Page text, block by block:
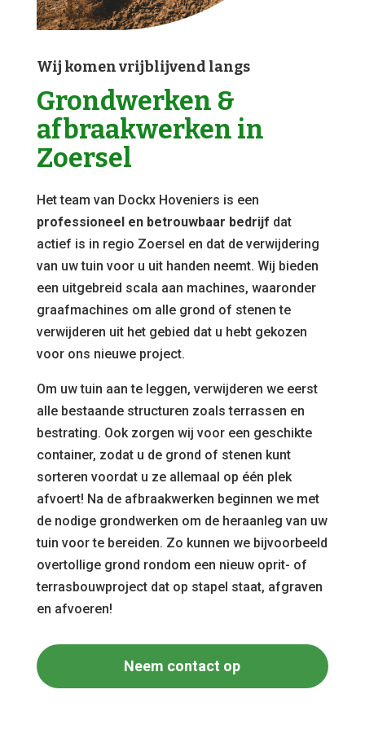
Wij komen vrijblijvend langs
Grondwerken &
afbraakwerken in
Zoersel
Het team van Dockx Hoveniers is een
professioneel en betrouwbaar bedrijf dat
actief is in regio Zoersel en dat de verwijdering
van uw tuin voor u uit handen neemt. Wij bieden
een uitgebreid scala aan machines, waaronder
graafmachines om alle grond of stenen te
verwijderen uit het gebied dat u hebt gekozen
voor ons nieuwe project.
Om uw tuin aan te leggen, verwijderen we eerst
alle bestaande structuren zoals terrassen en
bestrating. Ook zorgen wij voor een geschikte
container, zodat u de grond of stenen kunt
sorteren voordat u ze allemaal op één plek
afvoert! Na de afbraakwerken beginnen we met
de nodige grondwerken om de heraanleg van uw
tuin voor te bereiden. Zo kunnen we bijvoorbeeld
overtollige grond rondom een nieuw oprit- of
terrasbouwproject dat op stapel staat, afgraven
en afvoeren!
Neem contact op